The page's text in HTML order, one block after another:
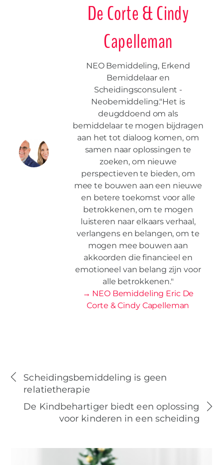
De Corte & Cindy
Capelleman
NEO Bemiddeling, Erkend
Bemiddelaar en
Scheidingsconsulent -
Neobemiddeling."Het is
deugddoend om als
bemiddelaar te mogen bijdragen
aan het tot dialoog komen, om
samen naar oplossingen te
zoeken, om nieuwe
perspectieven te bieden, om
mee te bouwen aan een nieuwe
en betere toekomst voor alle
betrokkenen, om te mogen
luisteren naar elkaars verhaal,
verlangens en belangen, om te
mogen mee bouwen aan
akkoorden die financieel en
emotioneel van belang zijn voor
alle betrokkenen."
→ NEO Bemiddeling Eric De
Corte & Cindy Capelleman
Scheidingsbemiddeling is geen
relatietherapie
De Kindbehartiger biedt een oplossing
voor kinderen in een scheiding